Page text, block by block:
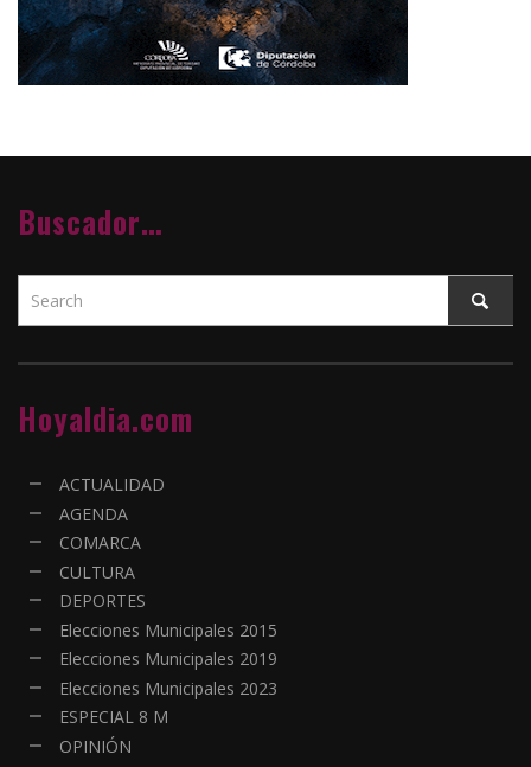
Buscador…
Hoyaldia.com
ACTUALIDAD
AGENDA
COMARCA
CULTURA
DEPORTES
Elecciones Municipales 2015
Elecciones Municipales 2019
Elecciones Municipales 2023
ESPECIAL 8 M
OPINIÓN